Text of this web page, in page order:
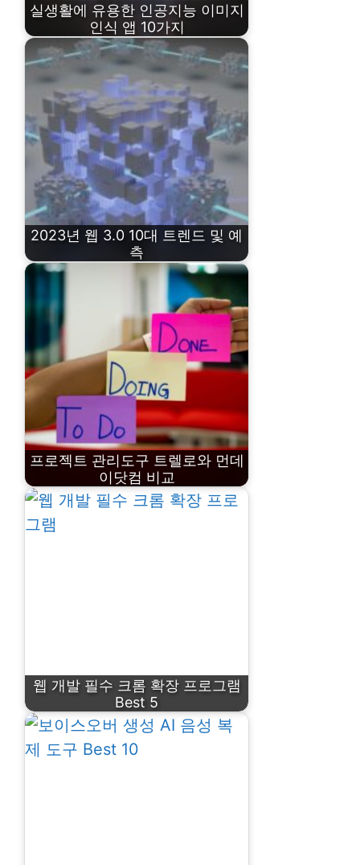
실생활에 유용한 인공지능 이미지
인식 앱 10가지
2023년 웹 3.0 10대 트렌드 및 예
측
프로젝트 관리도구 트렐로와 먼데
이닷컴 비교
웹 개발 필수 크롬 확장 프로그램
Best 5